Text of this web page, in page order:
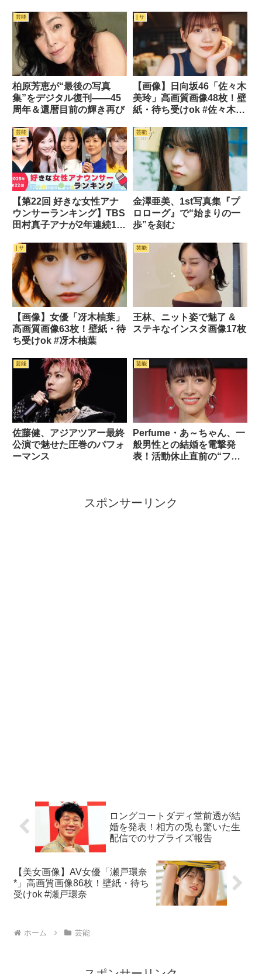
芸能
柏原芳恵が“最後の写真
集”をデジタル復刊――45
周年＆還暦目前の輝き再び
| サ
【画像】日向坂46「佐々木
美玲」高画質画像48枚！壁
紙・待ち受けok #佐々木美
芸能
【第22回 好きな女性アナ
ウンサーランキング】TBS
田村真子アナが2年連続1位
芸能
金澤亜美、1st写真集『プ
ロローグ』で“始まりの一
歩”を刻む
| サ
【画像】女優「冴木柚葉」
高画質画像63枚！壁紙・待
ち受けok #冴木柚葉
芸能
王林、ニット姿で魅了 &
ステキなインスタ画像17枚
芸能
佐藤健、アジアツアー最終
公演で魅せた圧巻のパフォ
ーマンス
芸能
Perfume・あ～ちゃん、一
般男性との結婚を電撃発
表！活動休止直前の“ファ
スポンサーリンク
ロングコートダディ堂前透が結
婚を発表！相方の兎も驚いた生
配信でのサプライズ報告
【美女画像】AV女優「瀬戸環奈
*」高画質画像86枚！壁紙・待ち
受けok #瀬戸環奈
ホーム 芸能